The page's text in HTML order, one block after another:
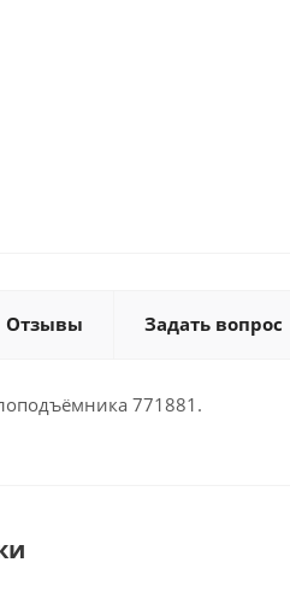
Отзывы Задать вопрос
771881.